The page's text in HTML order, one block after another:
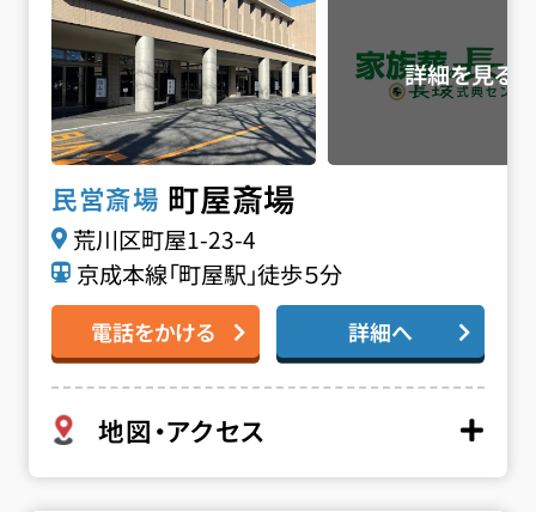
民営斎場 町屋斎場
荒川区町屋1-23-4
京成本線「町屋駅」徒歩５分
電話をかける 詳細へ
地図・アクセス